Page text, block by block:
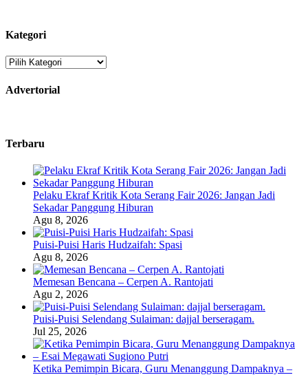
Kategori
Kategori
Advertorial
Terbaru
Pelaku Ekraf Kritik Kota Serang Fair 2026: Jangan Jadi
Sekadar Panggung Hiburan
Agu 8, 2026
Puisi-Puisi Haris Hudzaifah: Spasi
Agu 8, 2026
Memesan Bencana – Cerpen A. Rantojati
Agu 2, 2026
Puisi-Puisi Selendang Sulaiman: dajjal berseragam.
Jul 25, 2026
Ketika Pemimpin Bicara, Guru Menanggung Dampaknya –